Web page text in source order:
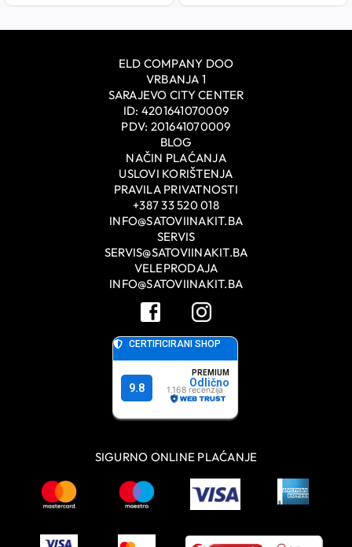
ELD COMPANY DOO
VRBANJA 1
SARAJEVO CITY CENTER
ID: 4201641070009
PDV: 201641070009
BLOG
NAČIN PLAĆANJA
USLOVI KORIŠTENJA
PRAVILA PRIVATNOSTI
+387 33 520 018
INFO@SATOVIINAKIT.BA
SERVIS
SERVIS@SATOVIINAKIT.BA
VELEPRODAJA
INFO@SATOVIINAKIT.BA
SIGURNO ONLINE PLAĆANJE